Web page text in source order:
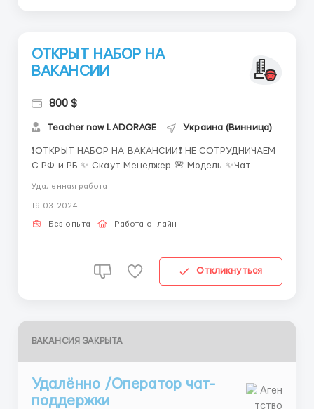
ОТКРЫТ НАБОР НА
ВАКАНСИИ
800 $
Teacher now LADORAGE Украина (Винница)
❗️ОТКРЫТ НАБОР НА ВАКАНСИИ❗️ НЕ СОТРУДНИЧАЕМ
С РФ и РБ ✨ Скаут Менеджер 🌸 Модель ✨Чат
первый месяц🤑 Если интересно пиши мне
@works0102 ...
Удаленная работа
19-03-2024
Без опыта Работа онлайн
Откликнуться
ВАКАНСИЯ ЗАКРЫТА
Удалённо /Оператор чат-
поддержки